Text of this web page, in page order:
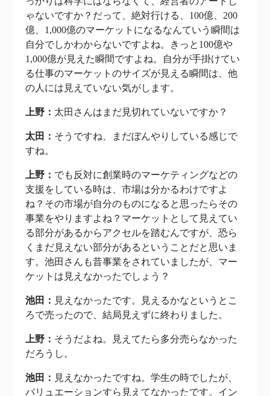
ゃないですか？だって、絶対行ける、100億、200
億、1,000億のマーケットになるなんていう瞬間は
自分でしかわからないですよね。きっと100億や
1,000億が見えた瞬間ですよね。自分が手掛けてい
る仕事のマーケットのサイズが見える瞬間は、他
の人には見えていない気がします。
上野： 太田さんはまだ見切れていないですか？
太田： そうですね、まだぼんやりしている感じで
すね。
上野： でも反対に創業時のマーケティングなどの
支援をしている時は、市場は分かるわけですよ
ね？その市場が自分のものになると思ったらその
事業をやりますよね？マーケットとして見えてい
る部分があるからアクセルを踏むんですが、恐ら
くまだ見えない部分があるということだと思いま
す。池田さんも昔事業をされていましたが、マー
ケットは見えなかったでしょう？
池田： 見えなかったです。見えるかなというとこ
ろで売ったので、結局見えずに終わりました。
上野： そうだよね。見えてたら多分売らなかった
だろうし。
池田： 見えなかったですね。学生の時でしたが、
バリュエーションすら見えてなかったです。イン